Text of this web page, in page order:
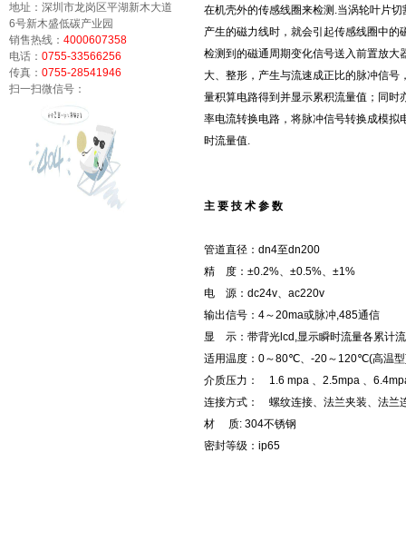
地址：深圳市龙岗区平湖新木大道
6号新木盛低碳产业园
销售热线： 4000607358
电话： 0755-33566256
传真： 0755-28541946
扫一扫微信号：
在机壳外的传感线圈来检测.当涡轮叶片
产生的磁力线时，就会引起传感线圈中的
检测到的磁通周期变化信号送入前置放大
大、整形，产生与流速成正比的脉冲信号
量积算电路得到并显示累积流量值；同时
率电流转换电路，将脉冲信号转换成模拟
时流量值.
主 要 技 术 参 数
管道直径：dn4至dn200
精 度：±0.2%、±0.5%、±1%
电 源：dc24v、ac220v
输出信号：4～20ma或脉冲,485通信
显 示：带背光lcd,显示瞬时流量各累计
适用温度：0～80℃、-20～120℃(高温
介质压力： 1.6 mpa 、2.5mpa 、
连接方式： 螺纹连接、法兰夹装、法兰
材 质: 304不锈钢
密封等级：ip65